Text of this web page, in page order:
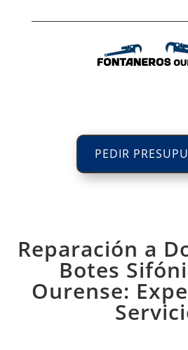
PEDIR
Reparación a
Botes
Ourense: